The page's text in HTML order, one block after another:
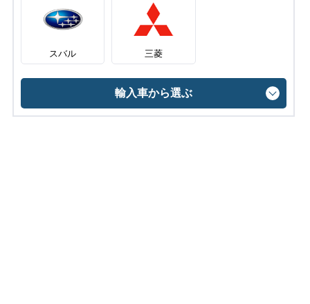
スバル 三菱
輸入車から選ぶ